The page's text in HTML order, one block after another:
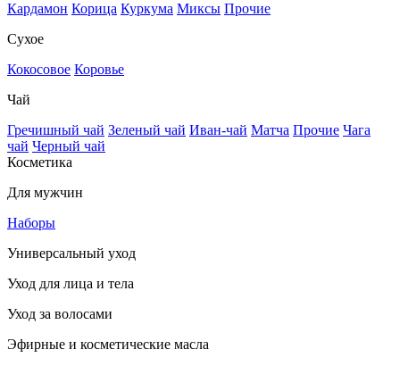
Кардамон Корица Куркума Миксы Прочие
Сухое
Кокосовое Коровье
Чай
Гречишный чай Зеленый чай Иван-чай Матча Прочие Чага
чай Черный чай
Косметика
Для мужчин
Наборы
Универсальный уход
Уход для лица и тела
Уход за волосами
Эфирные и косметические масла